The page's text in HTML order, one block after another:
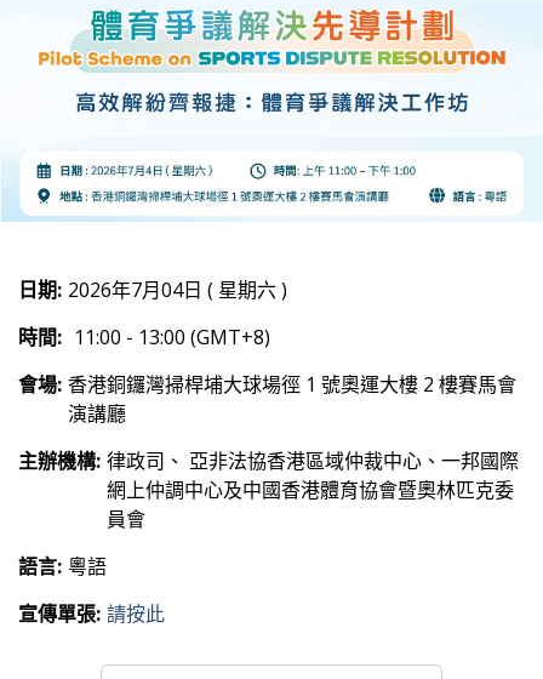
日期: 2026年7月04日 ( 星期六 )
時間: 11:00 - 13:00 (GMT+8)
會場: 香港銅鑼灣掃桿埔大球場徑 1 號奧運大樓 2 樓賽馬會
演講廳
主辦機構: 律政司、 亞非法協香港區域仲裁中心、一邦國際
網上仲調中心及中國香港體育協會暨奧林匹克委
員會
語言: 粵語
宣傳單張: 請按此